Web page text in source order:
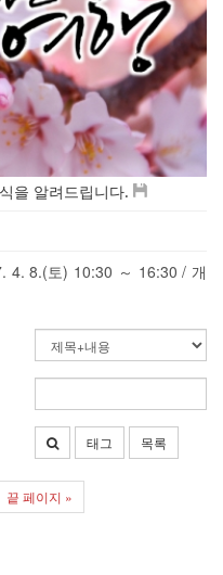
을 알려드립니다.
4. 8.(토) 10:30 ～ 16:30 / 개
태그 목록
끝 페이지 »